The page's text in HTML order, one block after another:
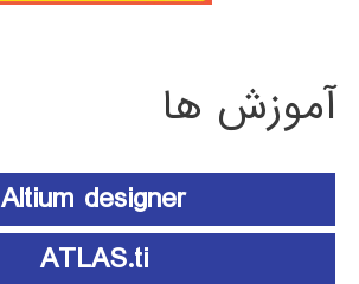
آموزش ها
Altium designer
ATLAS.ti